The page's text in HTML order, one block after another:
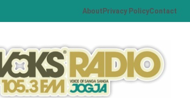
About Privacy PolicyContact